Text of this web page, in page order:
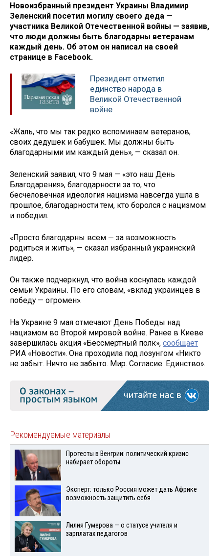
Новоизбранный президент Украины Владимир
Зеленский посетил могилу своего деда —
участника Великой Отечественной войны — заявив,
что люди должны быть благодарны ветеранам
каждый день. Об этом он написал на своей
странице в Facebook.
Президент отметил
единство народа в
Великой Отечественной
войне
«Жаль, что мы так редко вспоминаем ветеранов,
своих дедушек и бабушек. Мы должны быть
благодарными им каждый день», — сказал он.
Зеленский заявил, что 9 мая — «это наш День
Благодарения», благодарности за то, что
бесчеловечная идеология нацизма навсегда ушла в
прошлое, благодарности тем, кто боролся с нацизмом
и победил.
«Просто благодарны всем — за возможность
родиться и жить», — сказал избранный украинский
лидер.
Он также подчеркнул, что война коснулась каждой
семьи Украины. По его словам, «вклад украинцев в
победу — огромен».
На Украине 9 мая отмечают День Победы над
нацизмом во Второй мировой войне. Ранее в Киеве
завершилась акция «Бессмертный полк», сообщает
РИА «Новости». Она проходила под лозунгом «Никто
не забыт. Ничто не забыто. Мир. Согласие. Единство».
Рекомендуемые материалы
Протесты в Венгрии: политический кризис
набирает обороты
Эксперт: только Россия может дать Африке
возможность защитить себя
Лилия Гумерова — о статусе учителя и
зарплатах педагогов